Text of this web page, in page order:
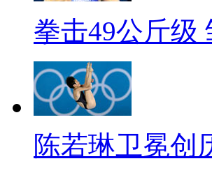
拳击49公斤级
陈若琳卫冕创